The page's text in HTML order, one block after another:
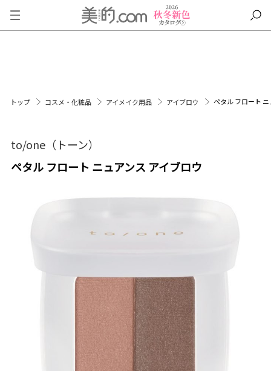
トップ コスメ・化粧品 アイメイク用品 アイブロウ ペタル フロート
to/one（トーン）
ペタル フロート ニュアンス アイブロウ